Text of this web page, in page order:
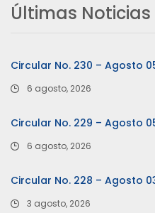
Últimas Noticias
Circular No. 230 – Agosto
6 agosto, 2026
Circular No. 229 – Agosto
6 agosto, 2026
Circular No. 228 – Agosto
3 agosto, 2026